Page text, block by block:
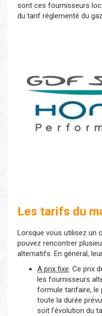
sont ces fournisseurs
du tarif réglementé du
Les tarifs du
Lorsque vous utilisez un
pouvez rencontrer
alternatifs. En général,
A prix fixe: Ce prix
les fournisseurs
formule tarifaire, le
toute la durée
soit l’évolution du